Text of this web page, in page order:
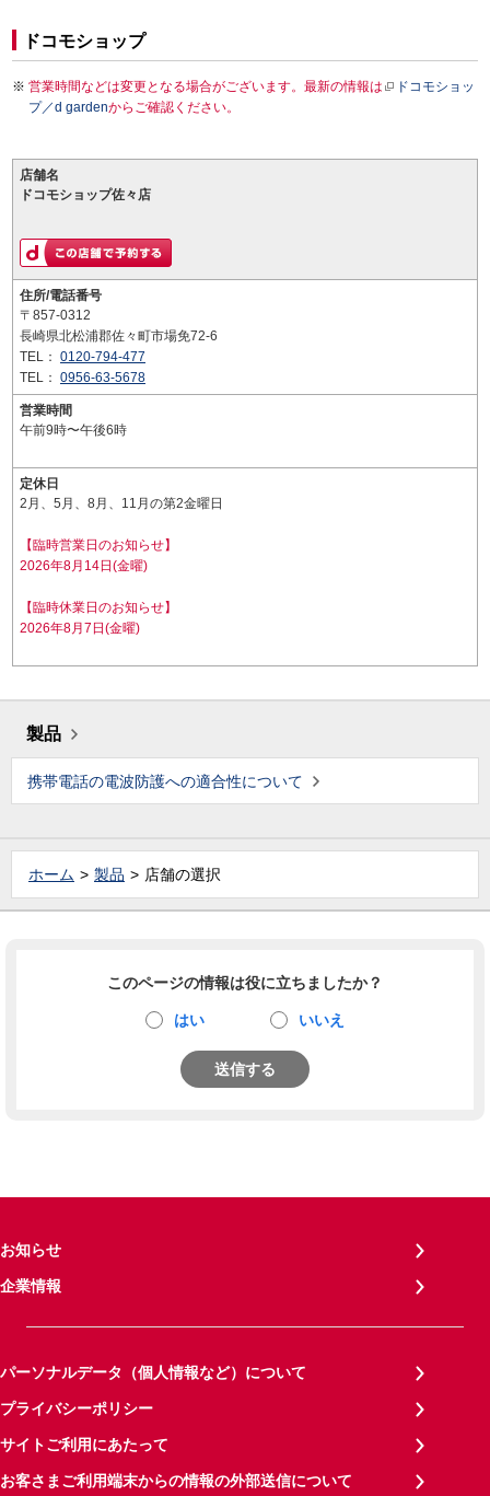
ドコモショップ
営業時間などは変更となる場合がございます。最新の情報は
ドコモショッ
プ／d gardenからご確認ください。
店舗名
ドコモショップ佐々店
住所/電話番号
〒857-0312
長崎県北松浦郡佐々町市場免72-6
TEL： 0120-794-477
TEL： 0956-63-5678
営業時間
午前9時〜午後6時
定休日
2月、5月、8月、11月の第2金曜日
【臨時営業日のお知らせ】
2026年8月14日(金曜)
【臨時休業日のお知らせ】
2026年8月7日(金曜)
製品
携帯電話の電波防護への適合性について
ホーム 製品 店舗の選択
このページの情報は役に立ちましたか？
はい いいえ
送信する
お知らせ
企業情報
パーソナルデータ（個人情報など）について
プライバシーポリシー
サイトご利用にあたって
お客さまご利用端末からの情報の外部送信について